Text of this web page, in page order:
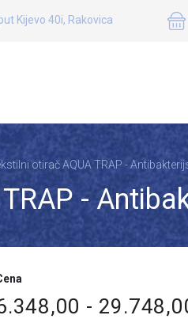
Kijevo 40i, Rakovica
otirač AQUA TRAP -
-
-